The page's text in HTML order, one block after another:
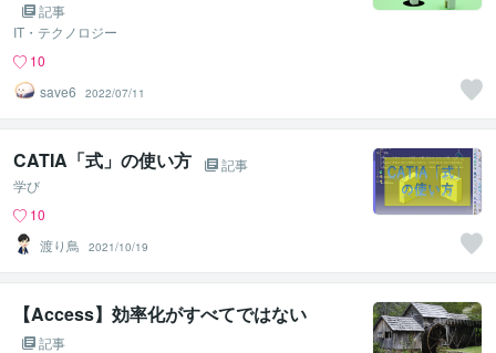
記事
IT・テクノロジー
10
save6
2022/07/11
CATIA「式」の使い方
記事
学び
10
渡り鳥
2021/10/19
【Access】効率化がすべてではない
記事